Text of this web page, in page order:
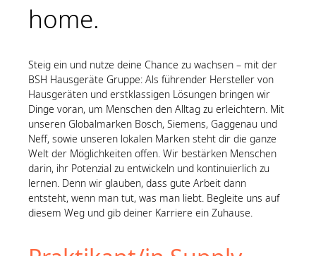
home.
Steig ein und nutze deine Chance zu wachsen – mit der
BSH Hausgeräte Gruppe: Als führender Hersteller von
Hausgeräten und erstklassigen Lösungen bringen wir
Dinge voran, um Menschen den Alltag zu erleichtern. Mit
unseren Globalmarken Bosch, Siemens, Gaggenau und
Neff, sowie unseren lokalen Marken steht dir die ganze
Welt der Möglichkeiten offen. Wir bestärken Menschen
darin, ihr Potenzial zu entwickeln und kontinuierlich zu
lernen. Denn wir glauben, dass gute Arbeit dann
entsteht, wenn man tut, was man liebt. Begleite uns auf
diesem Weg und gib deiner Karriere ein Zuhause.